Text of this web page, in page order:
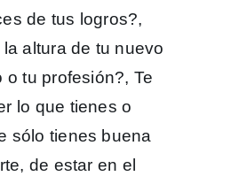
de tus logros?,
altura de tu nuevo
o tu profesión?, Te
lo que tienes o
sólo tienes buena
de estar en el